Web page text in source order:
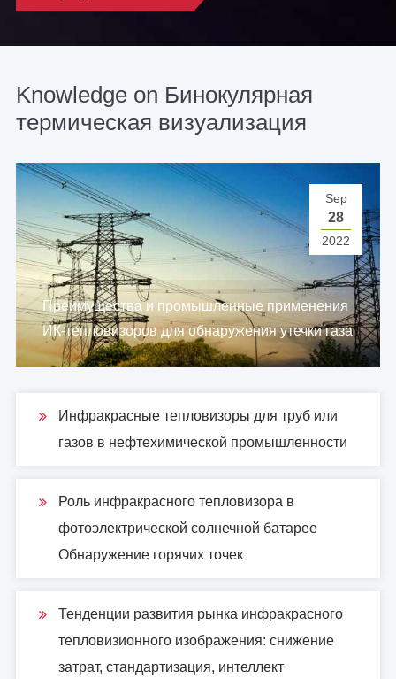
Knowledge on Бинокулярная
термическая визуализация
Sep
28
2022
Преимущества и промышленные применения
ИК-тепловизоров для обнаружения утечки газа
Инфракрасные тепловизоры для труб или
газов в нефтехимической промышленности
Роль инфракрасного тепловизора в
фотоэлектрической солнечной батарее
Обнаружение горячих точек
Тенденции развития рынка инфракрасного
тепловизионного изображения: снижение
затрат, стандартизация, интеллект